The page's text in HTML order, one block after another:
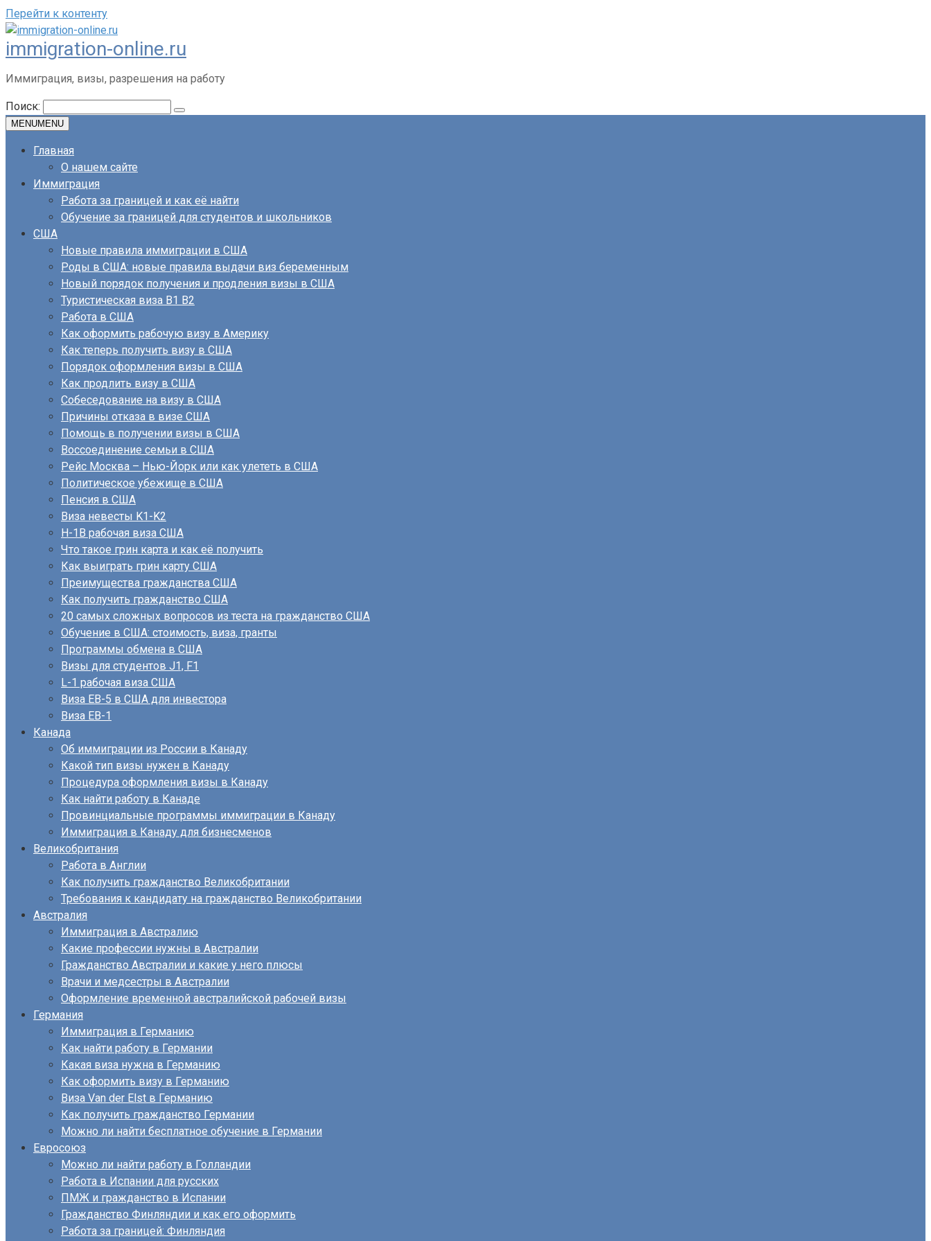
Перейти к контенту
immigration-online.ru
Иммиграция, визы, разрешения на работу
Поиск:
MENUMENU
Главная
О нашем сайте
Иммиграция
Работа за границей и как её найти
Обучение за границей для студентов и школьников
США
Новые правила иммиграции в США
Роды в США: новые правила выдачи виз беременным
Новый порядок получения и продления визы в США
Туристическая виза B1 B2
Работа в США
Как оформить рабочую визу в Америку
Как теперь получить визу в США
Порядок оформления визы в США
Как продлить визу в США
Собеседование на визу в США
Причины отказа в визе США
Помощь в получении визы в США
Воссоединение семьи в США
Рейс Москва – Нью-Йорк или как улететь в США
Политическое убежище в США
Пенсия в США
Виза невесты K1-K2
H-1B рабочая виза США
Что такое грин карта и как её получить
Как выиграть грин карту США
Преимущества гражданства США
Как получить гражданство США
20 самых сложных вопросов из теста на гражданство США
Обучение в США: стоимость, виза, гранты
Программы обмена в США
Визы для студентов J1, F1
L-1 рабочая виза США
Виза EB-5 в США для инвестора
Виза ЕВ-1
Канада
Об иммиграции из России в Канаду
Какой тип визы нужен в Канаду
Процедура оформления визы в Канаду
Как найти работу в Канаде
Провинциальные программы иммиграции в Канаду
Иммиграция в Канаду для бизнесменов
Великобритания
Работа в Англии
Как получить гражданство Великобритании
Требования к кандидату на гражданство Великобритании
Австралия
Иммиграция в Австралию
Какие профессии нужны в Австралии
Гражданство Австралии и какие у него плюсы
Врачи и медсестры в Австралии
Оформление временной австралийской рабочей визы
Германия
Иммиграция в Германию
Как найти работу в Германии
Какая виза нужна в Германию
Как оформить визу в Германию
Виза Van der Elst в Германию
Как получить гражданство Германии
Можно ли найти бесплатное обучение в Германии
Евросоюз
Можно ли найти работу в Голландии
Работа в Испании для русских
ПМЖ и гражданство в Испании
Гражданство Финляндии и как его оформить
Работа за границей: Финляндия